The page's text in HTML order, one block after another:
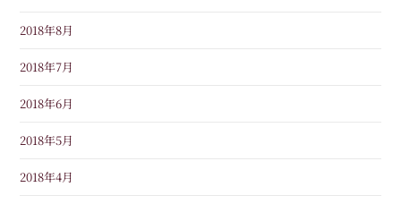
2018年8月
2018年7月
2018年6月
2018年5月
2018年4月